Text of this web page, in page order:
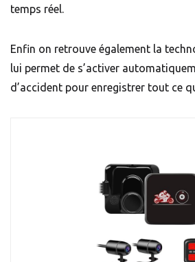
temps réel.
Enfin on retrouve également la
lui permet de s’activer
d’accident pour enregistrer tout ce